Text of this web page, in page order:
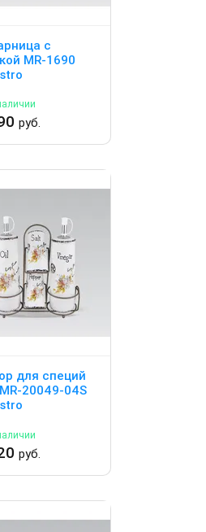
с
MR-1690
руб.
для специй
20049-04S
руб.